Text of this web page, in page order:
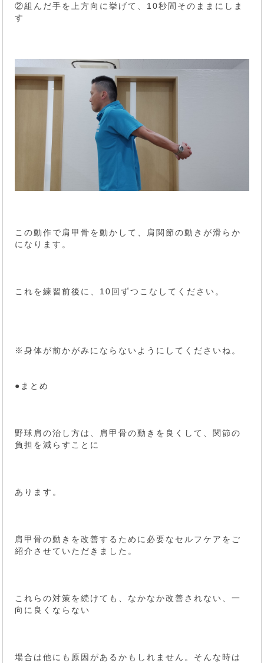
②組んだ手を上方向に挙げて、10秒間そのままにしま
す
この動作で肩甲骨を動かして、肩関節の動きが滑らか
になります。
これを練習前後に、10回ずつこなしてください。
※身体が前かがみにならないようにしてくださいね。
●まとめ
野球肩の治し方は、肩甲骨の動きを良くして、関節の
負担を減らすことに
あります。
肩甲骨の動きを改善するために必要なセルフケアをご
紹介させていただきました。
これらの対策を続けても、なかなか改善されない、一
向に良くならない
場合は他にも原因があるかもしれません。そんな時は